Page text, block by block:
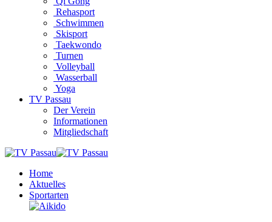
Rehasport
Schwimmen
Skisport
Taekwondo
Turnen
Volleyball
Wasserball
Yoga
TV Passau
Der Verein
Informationen
Mitgliedschaft
Home
Aktuelles
Sportarten